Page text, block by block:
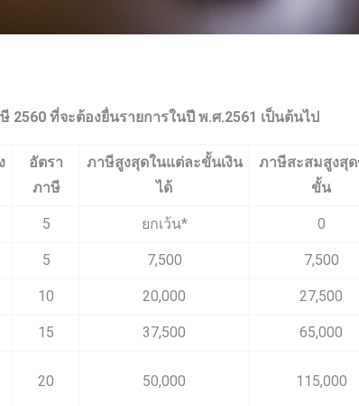
ที่จะต้องยื่นรายการในปี พ.ศ.2561 เป็นต้นไป
อัตรา
ภาษี
ภาษีสูงสุดในแต่ละขั้นเงิน
ได้
ภาษีสะสมสูงสุ
ขั้น
5 ยกเว้น* 0
5 7,500 7,500
10 20,000 27,500
15 37,500 65,000
20 50,000 115,000